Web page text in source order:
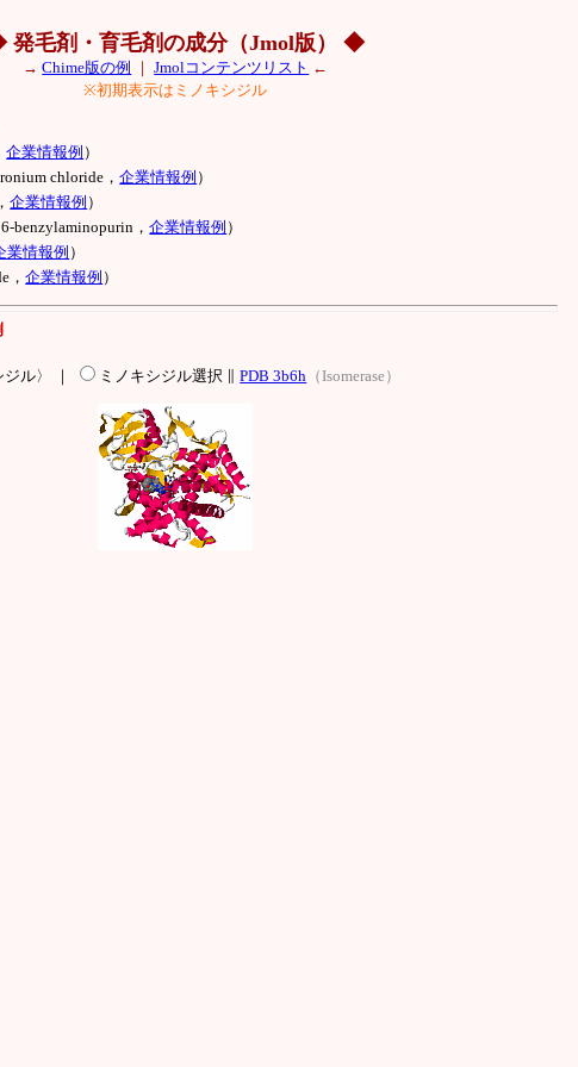
発毛剤・育毛剤の成分（Jmol版） ◆
→Chime版の例 ｜Jmolコンテンツリスト ←
※初期表示はミノキシジル
企業情報例 ）
chloride，企業情報例 ）
企業情報例 ）
benzylaminopurin，企業情報例 ）
業情報例 ）
，企業情報例 ）
ジル〉 ｜ ミノキシジル選択 ∥PDB 3b6h （Isomerase）